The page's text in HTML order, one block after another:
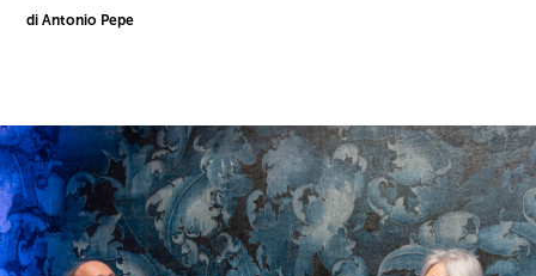
di Antonio Pepe